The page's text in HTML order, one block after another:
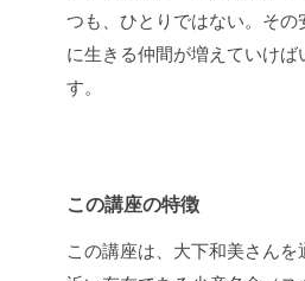
つも、ひとりではない。その
に生きる仲間が増えていけば
す。
この講座の特徴
この講座は、大下和美さんを